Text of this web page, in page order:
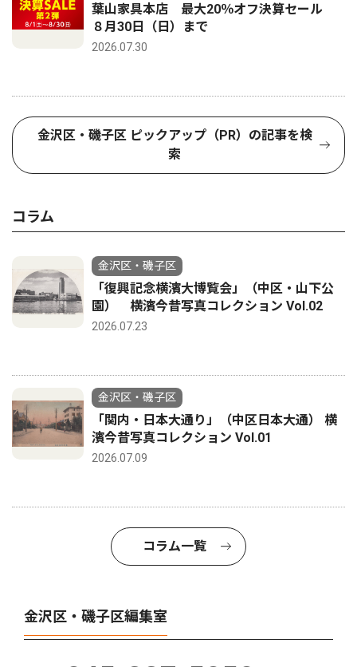
葉山家具本店 最大20％オフ決算セール
８月30日（日）まで
2026.07.30
金沢区・磯子区 ピックアップ（PR）の記事を検
索
コラム
金沢区・磯子区
「復興記念横濱大博覧会」（中区・山下公
園） 横濱今昔写真コレクション Vol.02
2026.07.23
金沢区・磯子区
「関内・日本大通り」（中区日本大通） 横
濱今昔写真コレクション Vol.01
2026.07.09
コラム一覧
金沢区・磯子区編集室